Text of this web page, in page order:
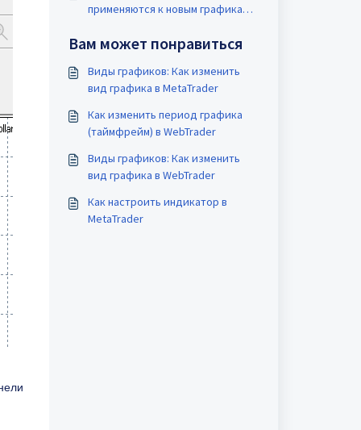
применяются к новым графикам,
Вам может понравиться
Виды графиков: Как изменить
вид графика в MetaTrader
Как изменить период графика
(таймфрейм) в WebTrader
Виды графиков: Как изменить
вид графика в WebTrader
Как настроить индикатор в
MetaTrader